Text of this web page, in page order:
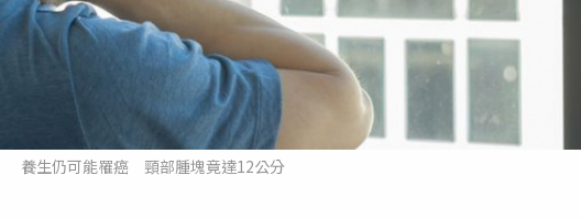
養生仍可能罹癌 頸部腫塊竟達12公分